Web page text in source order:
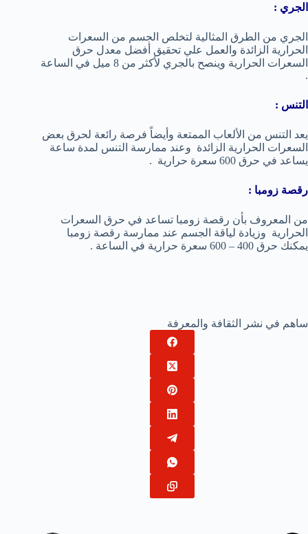
الجري :
الجري من الطرق المثالية لتخلص الجسم من السعرات
الحرارية الزائدة والعمل علي تحقيق أفضل معدل حرق
السعرات الحرارية وينصح بالجري لأكثر من 8 ميل في الساعة
.
التنس :
يعد التنس من الألعاب الممتعة وأيضاً فرصة رائعة لحرق بعض
السعرات الحرارية الزائدة وعند ممارسة التنس لمدة ساعة
يساعد في حرق 600 سعرة حرارية .
رقصة زومبا :
من المعروف بأن رقصة زومبا تساعد في حرق السعرات
الحرارية وزيادة لياقة الجسم عند ممارسة رقصة زومبا
يمكنك حرق 400 – 600 سعرة حرارية في الساعة .
ساهم في نشر الثقافة والمعرفة